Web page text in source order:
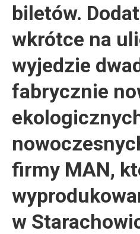
biletów.
wkrótce na
wyjedzie
fabrycznie
firmy MAN,
w